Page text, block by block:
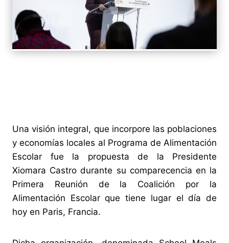
Una visión integral, que incorpore las poblaciones
y economías locales al Programa de Alimentación
Escolar fue la propuesta de la Presidente
Xiomara Castro durante su comparecencia en la
Primera Reunión de la Coalición por la
Alimentación Escolar que tiene lugar el día de
hoy en Paris, Francia.